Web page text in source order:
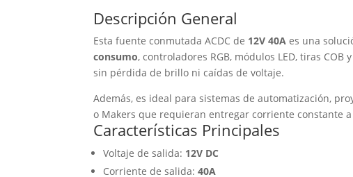
Descripción General
Esta fuente conmutada ACDC de 12V 40A es una
consumo, controladores RGB, módulos LED, tiras
sin pérdida de brillo ni caídas de voltaje.
Además, es ideal para sistemas de automatización,
o Makers que requieran entregar corriente constante a
Características Principales
Voltaje de salida: 12V DC
Corriente de salida:40A